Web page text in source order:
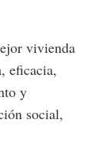
vivienda
eficacia,
y
social,